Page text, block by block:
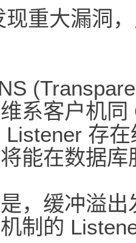
现重大漏洞
系客户机
Listener 存
能在数据
，缓冲溢
制的